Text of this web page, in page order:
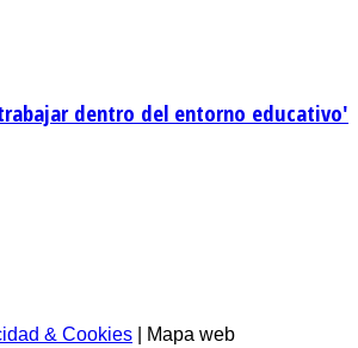
dentro del entorno educativo'
& Cookies | Mapa web